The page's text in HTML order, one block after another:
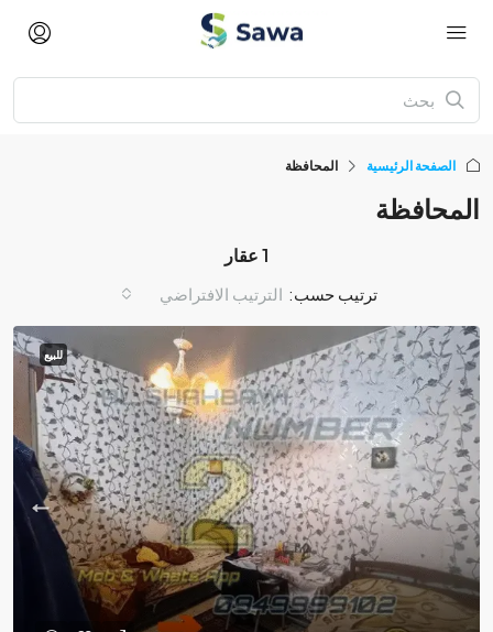
الصفحة الرئيسية المحافظة
المحافظة
1 عقار
ترتيب حسب: الترتيب الافتراضي
للبيع